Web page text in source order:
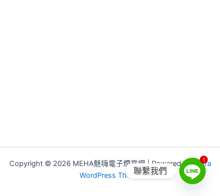
Copyright © 2026 MEHA魅嗨電子煙官網 | Powered byAstra
WordPress Theme聯繫我們
11